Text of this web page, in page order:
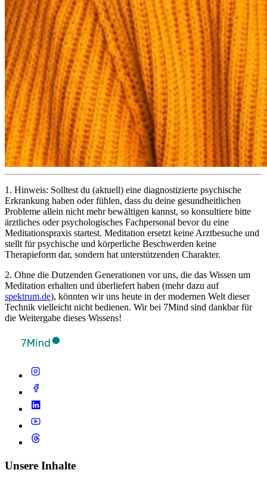
1. Hinweis: Solltest du (aktuell) eine diagnostizierte psychische
Erkrankung haben oder fühlen, dass du deine gesundheitlichen
Probleme allein nicht mehr bewältigen kannst, so konsultiere bitte
ärztliches oder psychologisches Fachpersonal bevor du eine
Meditationspraxis startest. Meditation ersetzt keine Arztbesuche und
stellt für psychische und körperliche Beschwerden keine
Therapieform dar, sondern hat unterstützenden Charakter.
2. Ohne die Dutzenden Generationen vor uns, die das Wissen um
Meditation erhalten und überliefert haben (mehr dazu auf
spektrum.de), könnten wir uns heute in der modernen Welt dieser
Technik vielleicht nicht bedienen. Wir bei 7Mind sind dankbar für
die Weitergabe dieses Wissens!
Unsere Inhalte